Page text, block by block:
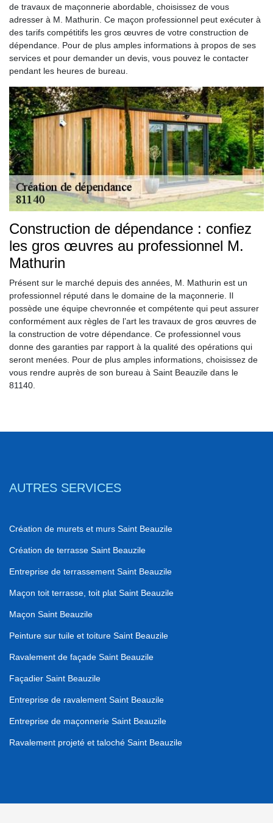
de travaux de maçonnerie abordable, choisissez de vous
adresser à M. Mathurin. Ce maçon professionnel peut exécuter à
des tarifs compétitifs les gros œuvres de votre construction de
dépendance. Pour de plus amples informations à propos de ses
services et pour demander un devis, vous pouvez le contacter
pendant les heures de bureau.
Construction de dépendance : confiez
les gros œuvres au professionnel M.
Mathurin
Présent sur le marché depuis des années, M. Mathurin est un
professionnel réputé dans le domaine de la maçonnerie. Il
possède une équipe chevronnée et compétente qui peut assurer
conformément aux règles de l’art les travaux de gros œuvres de
la construction de votre dépendance. Ce professionnel vous
donne des garanties par rapport à la qualité des opérations qui
seront menées. Pour de plus amples informations, choisissez de
vous rendre auprès de son bureau à Saint Beauzile dans le
81140.
AUTRES SERVICES
Création de murets et murs Saint Beauzile
Création de terrasse Saint Beauzile
Entreprise de terrassement Saint Beauzile
Maçon toit terrasse, toit plat Saint Beauzile
Maçon Saint Beauzile
Peinture sur tuile et toiture Saint Beauzile
Ravalement de façade Saint Beauzile
Façadier Saint Beauzile
Entreprise de ravalement Saint Beauzile
Entreprise de maçonnerie Saint Beauzile
Ravalement projeté et taloché Saint Beauzile